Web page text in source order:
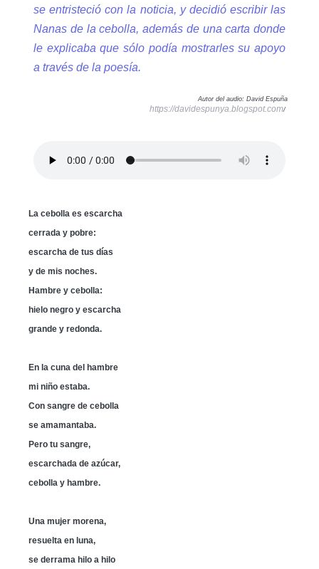
se entristeció con la noticia, y decidió escribir las
Nanas de la cebolla, además de una carta donde
le explicaba que sólo podía mostrarles su apoyo
a través de la poesía.
Autor del audio: David Espuña
https://davidespunya.blogspot.com/
La cebolla es escarcha
cerrada y pobre:
escarcha de tus días
y de mis noches.
Hambre y cebolla:
hielo negro y escarcha
grande y redonda.
En la cuna del hambre
mi niño estaba.
Con sangre de cebolla
se amamantaba.
Pero tu sangre,
escarchada de azúcar,
cebolla y hambre.
Una mujer morena,
resuelta en luna,
se derrama hilo a hilo